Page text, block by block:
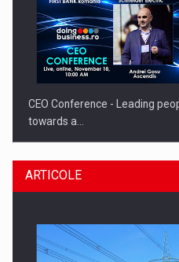
CEO Conference - Leading
towards a…
ARTICOLE